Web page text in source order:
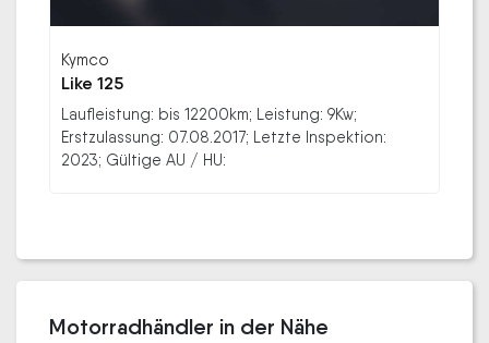
Kymco
Like 125
Laufleistung: bis 12200km; Leistung: 9Kw;
Erstzulassung: 07.08.2017; Letzte Inspektion:
2023; Gültige AU / HU:
Motorradhändler in der Nähe